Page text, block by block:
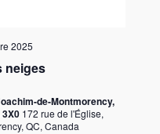
neiges
2025
de-Montmorency,
3X0 172 rue de l'Église,
QC, Canada